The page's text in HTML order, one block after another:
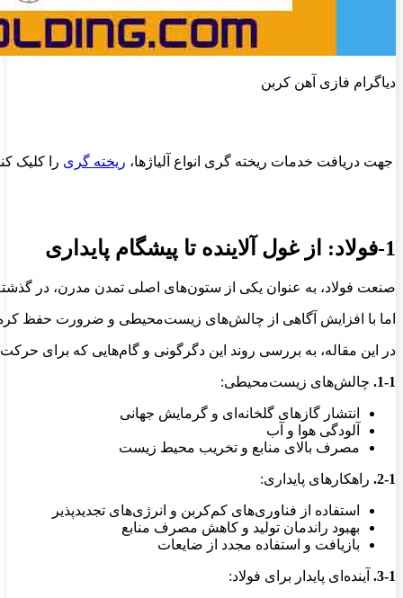
دیاگرام فازی آهن کربن
جهت دریافت خدمات ریخته گری انواع آلیاژها، ریخته گری را کلیک
1-فولاد: از غول آلاینده تا پیشگام پایداری
صنعت فولاد، به عنوان یکی از ستون‌های اصلی تمدن مدرن، در
اما با افزایش آگاهی از چالش‌های زیست‌محیطی و ضرورت حفظ کره
در این مقاله، به بررسی روند این دگرگونی و گام‌هایی که برای
1-1. چالش‌های زیست‌محیطی:
انتشار گازهای گلخانه‌ای و گرمایش جهانی
آلودگی هوا و آب
مصرف بالای منابع و تخریب محیط زیست
2-1. راهکارهای پایداری:
استفاده از فناوری‌های کم‌کربن و انرژی‌های تجدیدپذیر
بهبود راندمان تولید و کاهش مصرف منابع
بازیافت و استفاده مجدد از ضایعات
3-1. آینده‌ای پایدار برای فولاد: